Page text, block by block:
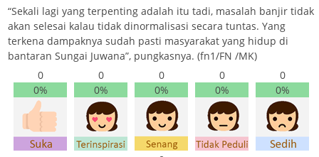
“Sekali lagi yang terpenting adalah itu tadi, masalah banjir tidak
akan selesai kalau tidak dinormalisasi secara tuntas. Yang
terkena dampaknya sudah pasti masyarakat yang hidup di
bantaran Sungai Juwana”, pungkasnya. (fn1/FN /MK)
0
0%
0
0%
0
0%
0
0%
0
0%